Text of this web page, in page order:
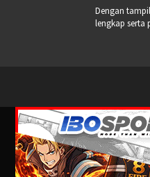
Dengan
lengkap serta